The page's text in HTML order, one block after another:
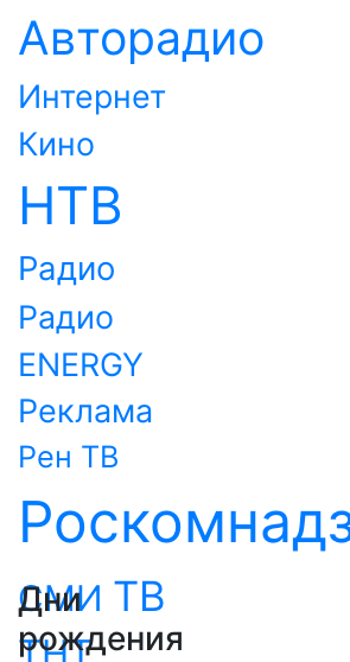
Авторадио
Интернет
Кино
НТВ
Радио
Радио
ENERGY
Реклама
Рен ТВ
СМИ ТВ
Дни
рождения